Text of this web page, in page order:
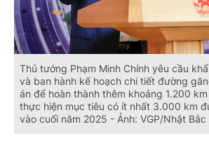
Thủ tướng Phạm Minh Chính yêu cầu
và ban hành kế hoạch chi tiết đường
án để hoàn thành thêm khoảng 1.200
thực hiện mục tiêu có ít nhất 3.000 km
vào cuối năm 2025 - Ảnh: VGP/Nhật Bắc